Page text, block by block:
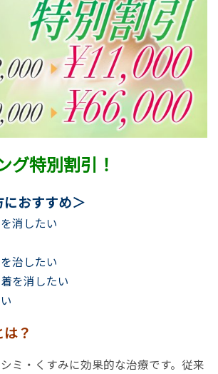
グ特別割引！
おすすめ＞
消したい
治したい
を消したい
？
ミ・くすみに効果的な治療です。従来